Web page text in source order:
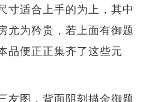
寸适合上手的为上，其中
尤为矜贵，若上面有御题
品便正正集齐了这些元
友图，背面阴刻描金御题